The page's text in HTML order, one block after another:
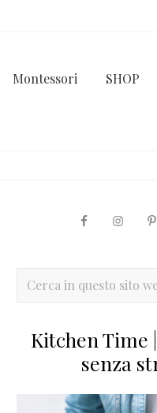
Montessori SHOP
primaria
Cerca
sitoKitchen Time
senza